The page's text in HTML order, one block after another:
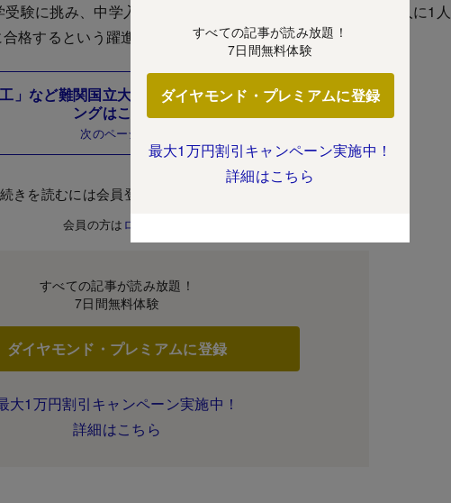
験に挑み、中学入学時の偏差値55ながら、卒業生のほぼ2人に1人
格するという躍進をした学校が入った。
」など難関国立大に届く“お得”な中高一貫校ランキ
ングはこちら
次のページ
続きを読むには会員登録が必要です。
会員の方は ログイン
すべての記事が読み放題！
7日間無料体験
ダイヤモンド・プレミアムに登録
大1万円割引キャンペーン実施中！
詳細はこちら
すべての記事が読み放題！
7日間無料体験
ダイヤモンド・プレミアムに登録
最大1万円割引キャンペーン実施中！
詳細はこちら